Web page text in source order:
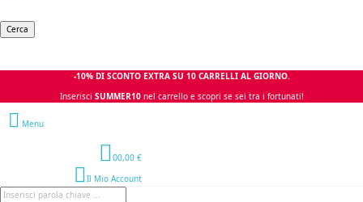
Cerca
-10% DI SCONTO EXTRA SU 10 CARRELLI AL GIORNO.
Inserisci SUMMER10 nel carrello e scopri se sei tra i fortunati!
Menu
00,00 €
Il Mio Account